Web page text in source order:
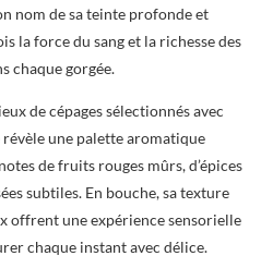
nom de sa teinte profonde et
la force du sang et la richesse des
chaque gorgée.
de cépages sélectionnés avec
une palette aromatique
de fruits rouges mûrs, d’épices
subtiles. En bouche, sa texture
offrent une expérience sensorielle
chaque instant avec délice.